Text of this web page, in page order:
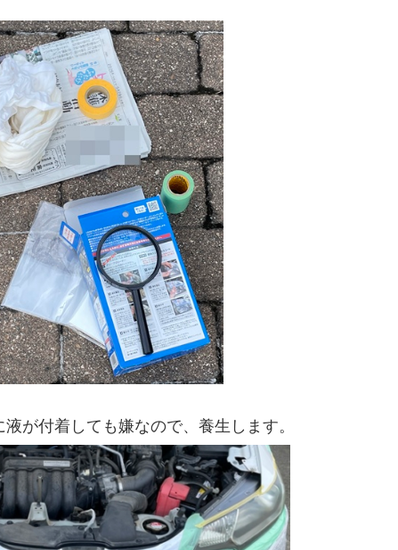
が付着しても嫌なので、養生します。